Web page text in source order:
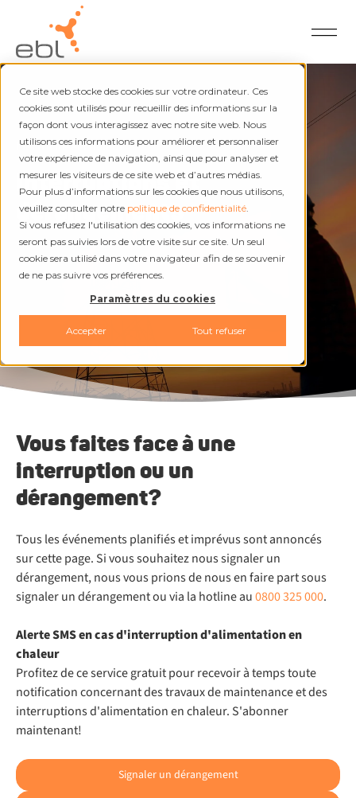
Ce site web stocke des cookies sur votre ordinateur. Ces
cookies sont utilisés pour recueillir des informations sur la
façon dont vous interagissez avec notre site web. Nous
utilisons ces informations pour améliorer et personnaliser
votre expérience de navigation, ainsi que pour analyser et
mesurer les visiteurs de ce site web et d’autres médias.
Pour plus d’informations sur les cookies que nous utilisons,
veuillez consulter notre politique de confidentialité.
Si vous refusez l'utilisation des cookies, vos informations ne
seront pas suivies lors de votre visite sur ce site. Un seul
cookie sera utilisé dans votre navigateur afin de se souvenir
de ne pas suivre vos préférences.
Paramètres du cookies
Accepter Tout refuser
Électricité et chaleur
Interruptions et
dérangements
Vous faites face à une
interruption ou un
dérangement?
Tous les événements planifiés et imprévus sont annoncés
sur cette page. Si vous souhaitez nous signaler un
dérangement, nous vous prions de nous en faire part sous
signaler un dérangement ou via la hotline au0800 325 000.
Alerte SMS en cas d'interruption d'alimentation en
chaleur
Profitez de ce service gratuit pour recevoir à temps toute
notification concernant des travaux de maintenance et des
interruptions d'alimentation en chaleur. S'abonner
maintenant!
Signaler un dérangement